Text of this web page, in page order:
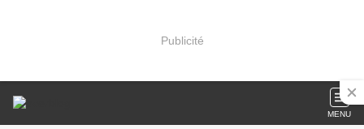
Publicité
MENU